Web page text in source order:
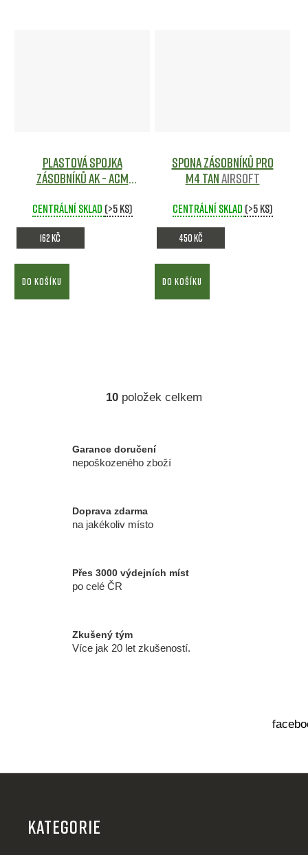
Plastová spojka
zásobníků AK - ACM
Centrální sklad (>5 ks)
162 Kč
DO KOŠÍKU
Spona zásobníků pro
M4 TANAirsoft
Centrální sklad (>5 ks)
450 Kč
DO KOŠÍKU
O
á
d
p
k
i
10 položek celkem
Garance doručení
nepoškozeného zboží
Doprava zdarma
na jakékoliv místo
Přes 3000 výdejních míst
po celé ČR
Zkušený tým
Více jak 20 let zkušeností.
KATEGORIE